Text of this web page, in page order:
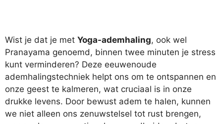
Wist je dat je met Yoga-ademhaling, ook wel
Pranayama genoemd, binnen twee minuten je stress
kunt verminderen? Deze eeuwenoude
ademhalingstechniek helpt ons om te ontspannen en
onze geest te kalmeren, wat cruciaal is in onze
drukke levens. Door bewust adem te halen, kunnen
we niet alleen ons zenuwstelsel tot rust brengen,